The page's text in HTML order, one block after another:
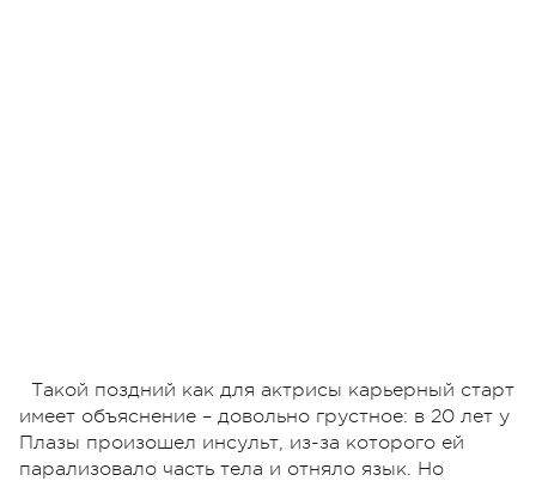
Такой поздний как для актрисы карьерный старт
имеет объяснение – довольно грустное: в 20 лет у
Плазы произошел инсульт, из-за которого ей
парализовало часть тела и отняло язык. Но